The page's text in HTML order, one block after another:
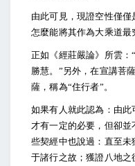
由此可見，現證空性僅
怎麼能將其作為大乘道最
正如《經莊嚴論》所雲：
勝慧。”另外，在宣講菩
薩，稱為“住行者”。
如果有人就此認為：由此
才有一定的必要，但卻
些契經中也說過：直至
于諸行之故；獲證八地